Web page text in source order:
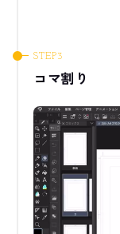
コマ割り